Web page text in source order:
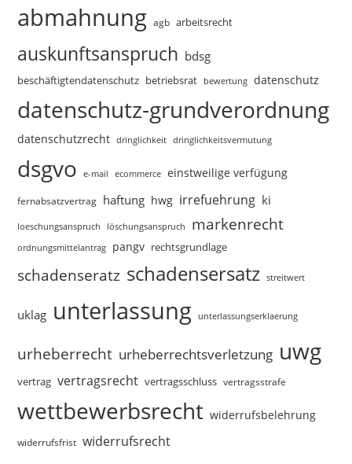
abmahnung agb arbeitsrecht
auskunftsanspruch bdsg
beschäftigtendatenschutz betriebsrat bewertung datenschutz
datenschutz-grundverordnung
datenschutzrecht dringlichkeit dringlichkeitsvermutung
dsgvo e-mail ecommerce einstweilige verfügung
fernabsatzvertrag haftung hwg irrefuehrung ki
loeschungsanspruch löschungsanspruch markenrecht
ordnungsmittelantrag pangv rechtsgrundlage
schadenseratz schadensersatz streitwert
uklag unterlassung unterlassungserklaerung
urheberrecht urheberrechtsverletzung uwg
vertrag vertragsrecht vertragsschluss vertragsstrafe
wettbewerbsrecht widerrufsbelehrung
widerrufsfrist widerrufsrecht